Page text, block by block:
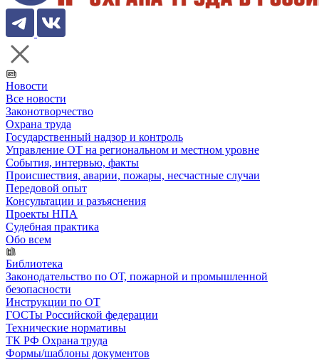
Новости
Все новости
Законотворчество
Охрана труда
Государственный надзор и контроль
Управление ОТ на региональном и местном уровне
События, интервью, факты
Происшествия, аварии, пожары, несчастные случаи
Передовой опыт
Консультации и разъяснения
Проекты НПА
Судебная практика
Обо всем
Библиотека
Законодательство по ОТ, пожарной и промышленной
безопасности
Инструкции по ОТ
ГОСТы Российской федерации
Технические нормативы
ТК РФ Охрана труда
Формы/шаблоны документов